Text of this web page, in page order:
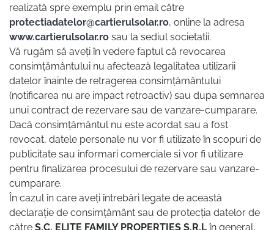
realizată spre exemplu prin email către
protectiadatelor@cartierulsolar.ro, online la adresa
www.cartierulsolar.ro sau la sediul societatii.
Vă rugăm să aveți în vedere faptul că revocarea
consimțământului nu afectează legalitatea utilizarii
datelor înainte de retragerea consimțământului
(notificarea nu are impact retroactiv) sau dupa semnarea
unui contract de rezervare sau de vanzare-cumparare.
Dacă consimțământul nu este acordat sau a fost
revocat, datele personale nu vor fi utilizate în scopuri de
publicitate sau informari comerciale si vor fi utilizare
pentru finalizarea procesului de rezervare sau vanzare-
cumparare.
În cazul în care aveți întrebări legate de această
declarație de consimțământ sau de protecția datelor de
către S.C. ELITE FAMILY PROPERTIES S.R.Lîn general,